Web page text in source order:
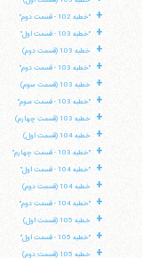
+ "خطبه 102 - قسمت دوم"
+ "خطبه 103 - قسمت اول"
+ خطبه 103 (قسمت دوم)
+ "خطبه 103 - قسمت دوم"
+ خطبه 103 (قسمت سوم)
+ "خطبه 103 - قسمت سوم"
+ خطبه 103 (قسمت چهارم)
+ خطبه 104 (قسمت اول)
+ "خطبه 103 - قسمت چهارم"
+ "خطبه 104 - قسمت اول"
+ خطبه 104 (قسمت دوم)
+ "خطبه 104 - قسمت دوم"
+ خطبه 105 (قسمت اول)
+ "خطبه 105 - قسمت اول"
+ خطبه 105 (قسمت دوم)